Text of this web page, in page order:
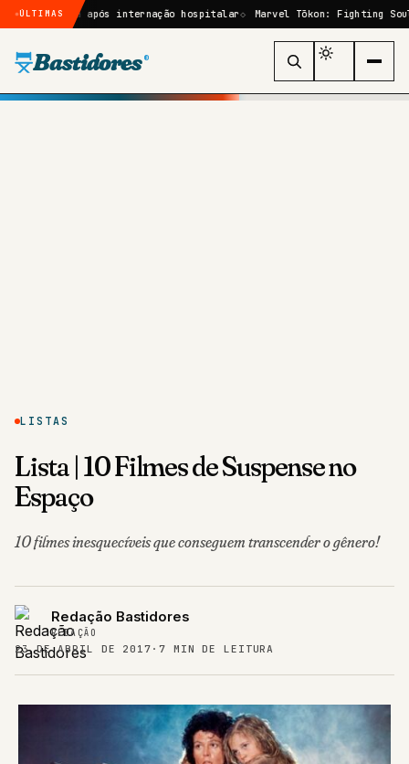
ÚLTIMAS
após internação hospitalar Marvel Tōkon: Fighting Souls: quem
Bastidores ®
LISTAS
Lista | 10 Filmes de Suspense no
Espaço
10 filmes inesquecíveis que conseguem transcender o gênero!
Redação Bastidores
REDAÇÃO
23 DE ABRIL DE 2017 · 7 MIN DE LEITURA